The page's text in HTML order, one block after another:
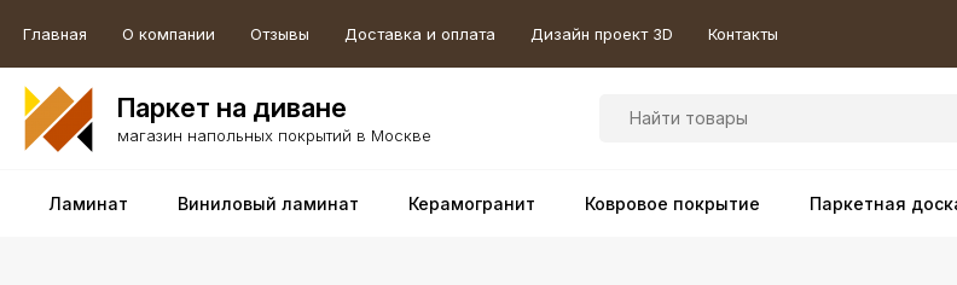
Главная О компании Отзывы Доставка и оплата Дизайн проект 3D Контакты
Паркет на диване
магазин напольных покрытий в Москве
Ламинат Виниловый ламинат Керамогранит Ковровое покрытие Паркетная